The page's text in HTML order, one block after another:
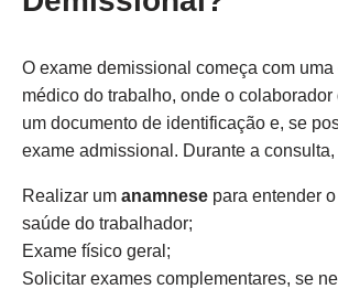
O exame demissional começa com
médico do trabalho, onde o
um documento de identificação e, se
exame admissional. Durante a
Realizar um anamnese para entender
saúde do trabalhador;
Exame físico geral;
Solicitar exames complementares, se